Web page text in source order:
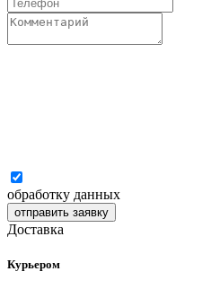
обработку данных
отправить заявку
Доставка
Курьером